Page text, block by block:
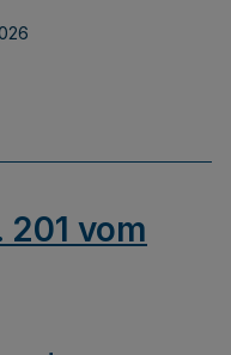
201 vom